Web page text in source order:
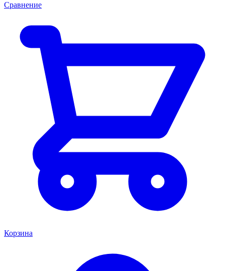
Сравнение
Корзина